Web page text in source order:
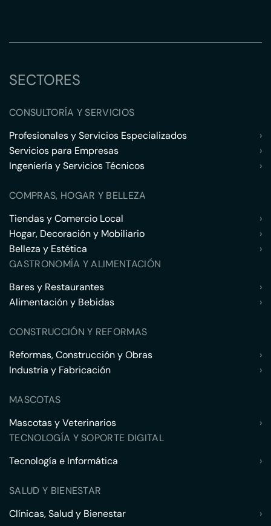
SECTORES
CONSULTORÍA Y SERVICIOS
Profesionales y Servicios Especializados
›
Servicios para Empresas
›
Ingeniería y Servicios Técnicos
›
COMPRAS, HOGAR Y BELLEZA
Tiendas y Comercio Local
›
Hogar, Decoración y Mobiliario
›
Belleza y Estética
›
GASTRONOMÍA Y ALIMENTACIÓN
Bares y Restaurantes
›
Alimentación y Bebidas
›
CONSTRUCCIÓN Y REFORMAS
Reformas, Construcción y Obras
›
Industria y Fabricación
›
MASCOTAS
Mascotas y Veterinarios
›
TECNOLOGÍA Y SOPORTE DIGITAL
Tecnología e Informática
›
SALUD Y BIENESTAR
Clínicas, Salud y Bienestar
›